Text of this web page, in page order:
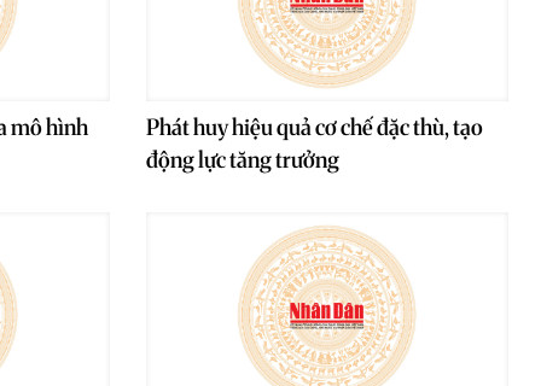
mô hình
Phát huy hiệu quả cơ chế đặc thù, tạo
động lực tăng trưởng